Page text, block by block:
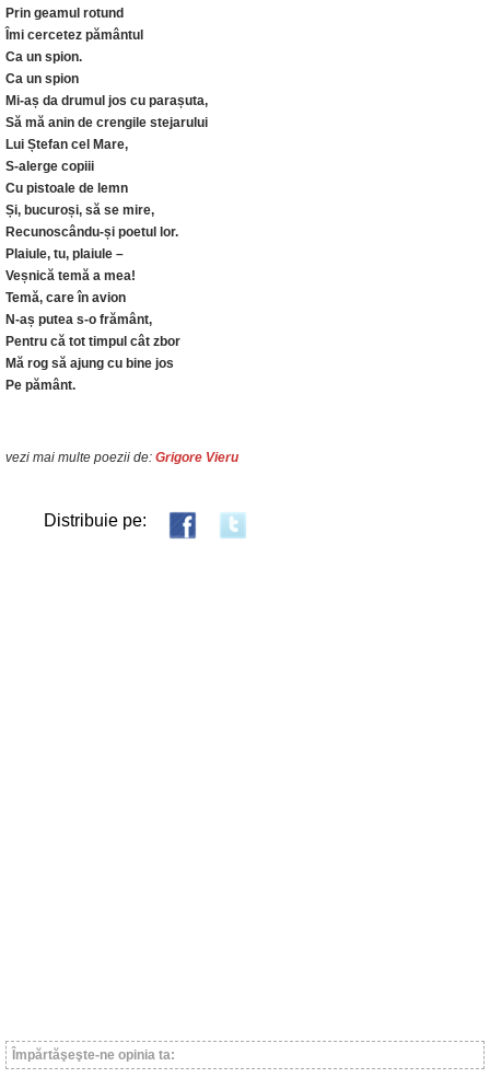
Prin geamul rotund
Îmi cercetez pământul
Ca un spion.
Ca un spion
Mi-aș da drumul jos cu parașuta,
Să mă anin de crengile stejarului
Lui Ștefan cel Mare,
S-alerge copiii
Cu pistoale de lemn
Și, bucuroși, să se mire,
Recunoscându-și poetul lor.
Plaiule, tu, plaiule –
Veșnică temă a mea!
Temă, care în avion
N-aș putea s-o frământ,
Pentru că tot timpul cât zbor
Mă rog să ajung cu bine jos
Pe pământ.
vezi mai multe poezii de: Grigore Vieru
Distribuie pe:
Împărtăşeşte-ne opinia ta: